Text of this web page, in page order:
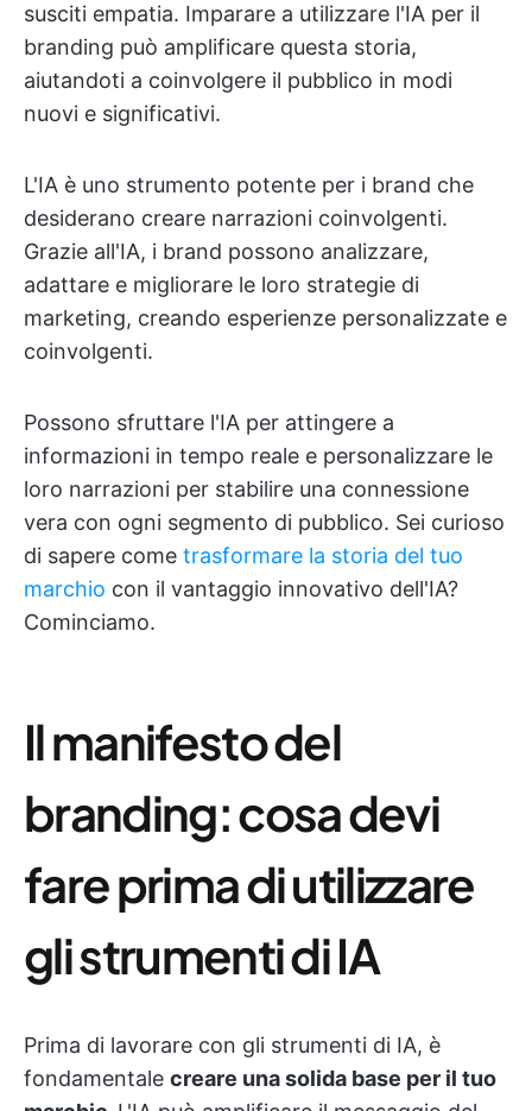
susciti empatia. Imparare a utilizzare l'IA per il
branding può amplificare questa storia,
aiutandoti a coinvolgere il pubblico in modi
nuovi e significativi.
L'IA è uno strumento potente per i brand che
desiderano creare narrazioni coinvolgenti.
Grazie all'IA, i brand possono analizzare,
adattare e migliorare le loro strategie di
marketing, creando esperienze personalizzate e
coinvolgenti.
Possono sfruttare l'IA per attingere a
informazioni in tempo reale e personalizzare le
loro narrazioni per stabilire una connessione
vera con ogni segmento di pubblico. Sei curioso
di sapere come trasformare la storia del tuo
marchio con il vantaggio innovativo dell'IA?
Cominciamo.
Il manifesto del
branding: cosa devi
fare prima di utilizzare
gli strumenti di IA
Prima di lavorare con gli strumenti di IA, è
fondamentale creare una solida base per il tuo